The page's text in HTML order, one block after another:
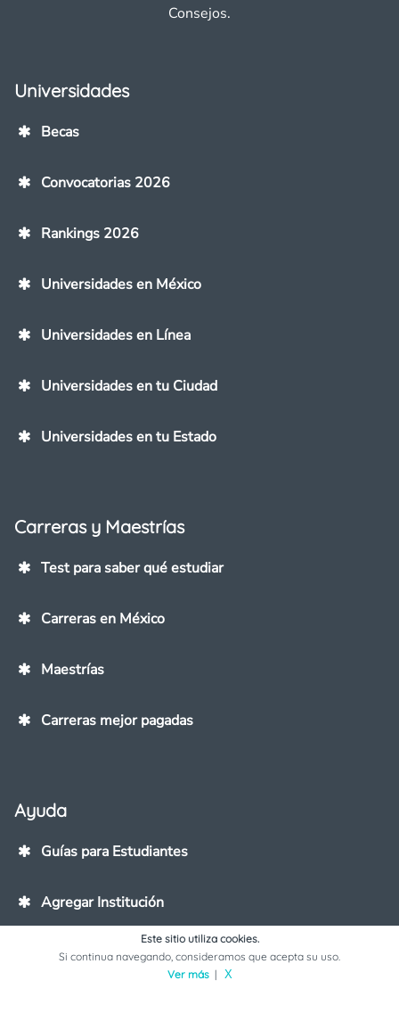
Consejos.
Universidades
Becas
Convocatorias 2026
Rankings 2026
Universidades en México
Universidades en Línea
Universidades en tu Ciudad
Universidades en tu Estado
Carreras y Maestrías
Test para saber qué estudiar
Carreras en México
Maestrías
Carreras mejor pagadas
Ayuda
Guías para Estudiantes
Agregar Institución
Contáctanos
Este sitio utiliza cookies.
Si continua navegando, consideramos que acepta su uso.
Ver más| X